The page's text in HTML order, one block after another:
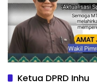
Ketua DPRD Inhu